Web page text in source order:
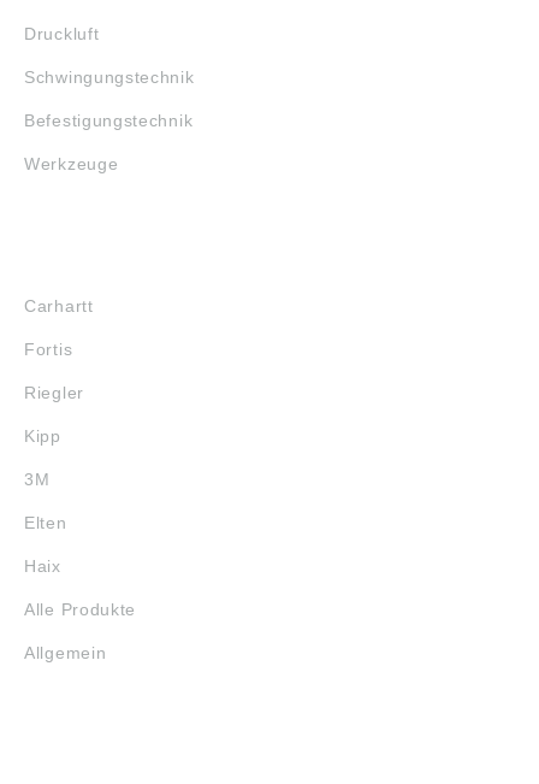
Druckluft
Schwingungstechnik
Befestigungstechnik
Werkzeuge
Carhartt
Fortis
Riegler
Kipp
3M
Elten
Haix
Alle Produkte
Allgemein